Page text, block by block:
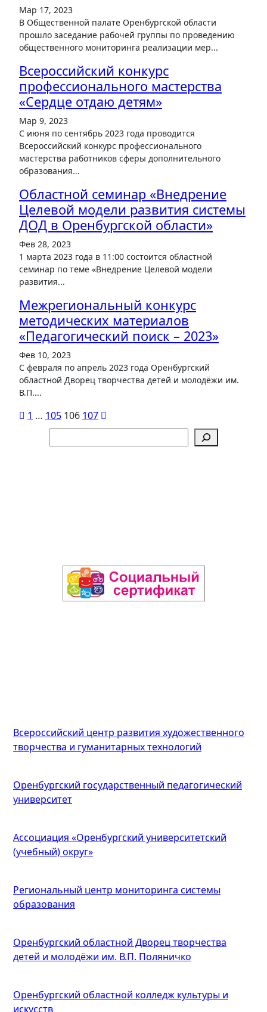
Мар 17, 2023
В Общественной палате Оренбургской области
прошло заседание рабочей группы по проведению
общественного мониторинга реализации мер...
Всероссийский конкурс
профессионального мастерства
«Сердце отдаю детям»
Мар 9, 2023
С июня по сентябрь 2023 года проводится
Всероссийский конкурс профессионального
мастерства работников сферы дополнительного
образования...
Областной семинар «Внедрение
Целевой модели развития системы
ДОД в Оренбургской области»
Фев 28, 2023
1 марта 2023 года в 11:00 состоится областной
семинар по теме «Внедрение Целевой модели
развития...
Межрегиональный конкурс
методических материалов
«Педагогический поиск – 2023»
Фев 10, 2023
С февраля по апрель 2023 года Оренбургский
областной Дворец творчества детей и молодёжи им.
В.П....
Пагинация
записей
1 … 105 106 107
Всероссийский центр развития художественного
творчества и гуманитарных технологий
Оренбургский государственный педагогический
университет
Ассоциация «Оренбургский университетский
(учебный) округ»
Региональный центр мониторинга системы
образования
Оренбургский областной Дворец творчества
детей и молодёжи им. В.П. Поляничко
Оренбургский областной колледж культуры и
искусств